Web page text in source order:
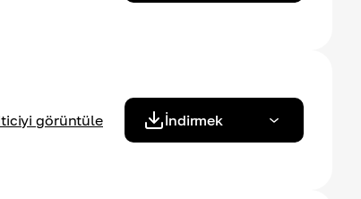
görüntüle İndirmek